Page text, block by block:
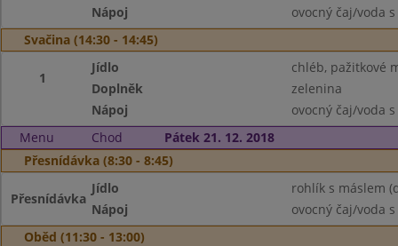
Nápoj
ovocný čaj/voda
Svačina (14:30 - 14:45)
1
Jídlo
chléb, pažitkové
Doplněk
zelenina
Nápoj
ovocný čaj/voda
Menu
Chod
Pátek 21. 12. 2018
Přesnídávka (8:30 - 8:45)
Přesnídávka
Jídlo
rohlík s máslem
Nápoj
ovocný čaj/voda
Oběd (11:30 - 13:00)